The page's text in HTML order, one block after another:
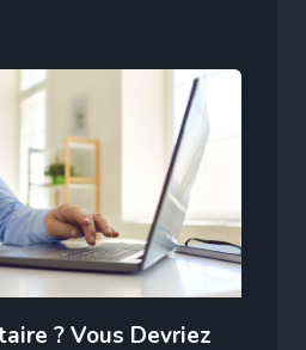
? Vous Devriez